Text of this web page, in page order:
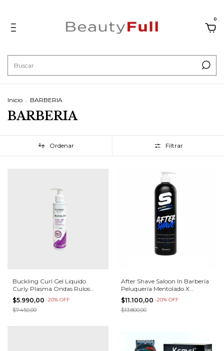
0
Inicio . BARBERIA
BARBERIA
Ordenar Filtrar
Buckling Curl Gel Liquido
Curly Plasma Ondas Rulos
Rizos
$5.990,00 -20% OFF
$7.450,00
After Shave Saloon In Barbería
Peluquería Mentolado X
1000ml
$11.100,00 -20% OFF
$13.800,00